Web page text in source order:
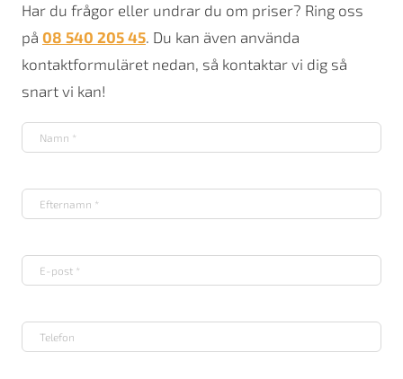
Har du frågor eller undrar du om priser? Ring oss
på 08 540 205 45. Du kan även använda
kontaktformuläret nedan, så kontaktar vi dig så
snart vi kan!